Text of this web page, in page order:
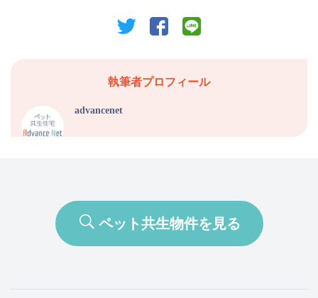
twitter facebook
執筆者プロフィール
advancenet
ペット共生物件を見る